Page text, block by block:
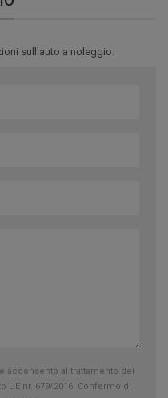
sull'auto a noleggio.
acconsento al trattamento dei
UE nr. 679/2016. Confermo di